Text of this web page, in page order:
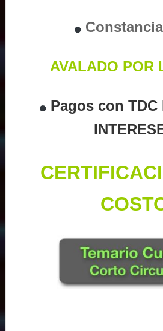
Constancia
AVALADO POR
Pagos con TDC